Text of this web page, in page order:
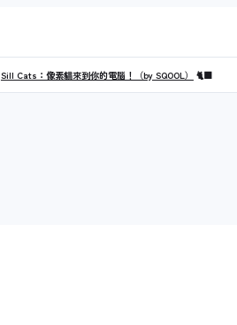
Sill Cats：像素貓來到你的電腦！（by SQOOL） 🐈‍⬛